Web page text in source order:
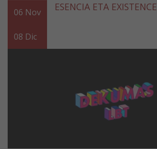
06 Nov
08 Dic
ESENCIA ETA EXISTENCE